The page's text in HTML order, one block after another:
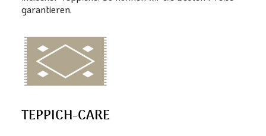
garantieren.
TEPPICH-CARE